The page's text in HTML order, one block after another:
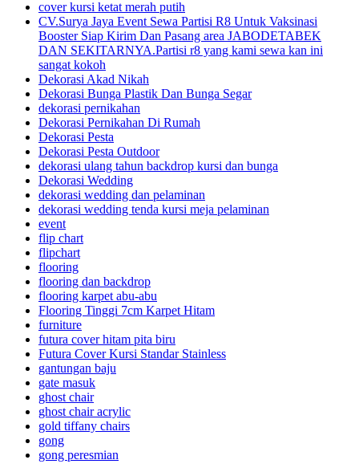
cover kursi ketat merah putih
CV.Surya Jaya Event Sewa Partisi R8 Untuk Vaksinasi
Booster Siap Kirim Dan Pasang area JABODETABEK
DAN SEKITARNYA.Partisi r8 yang kami sewa kan ini
sangat kokoh
Dekorasi Akad Nikah
Dekorasi Bunga Plastik Dan Bunga Segar
dekorasi pernikahan
Dekorasi Pernikahan Di Rumah
Dekorasi Pesta
Dekorasi Pesta Outdoor
dekorasi ulang tahun backdrop kursi dan bunga
Dekorasi Wedding
dekorasi wedding dan pelaminan
dekorasi wedding tenda kursi meja pelaminan
event
flip chart
flipchart
flooring
flooring dan backdrop
flooring karpet abu-abu
Flooring Tinggi 7cm Karpet Hitam
furniture
futura cover hitam pita biru
Futura Cover Kursi Standar Stainless
gantungan baju
gate masuk
ghost chair
ghost chair acrylic
gold tiffany chairs
gong
gong peresmian